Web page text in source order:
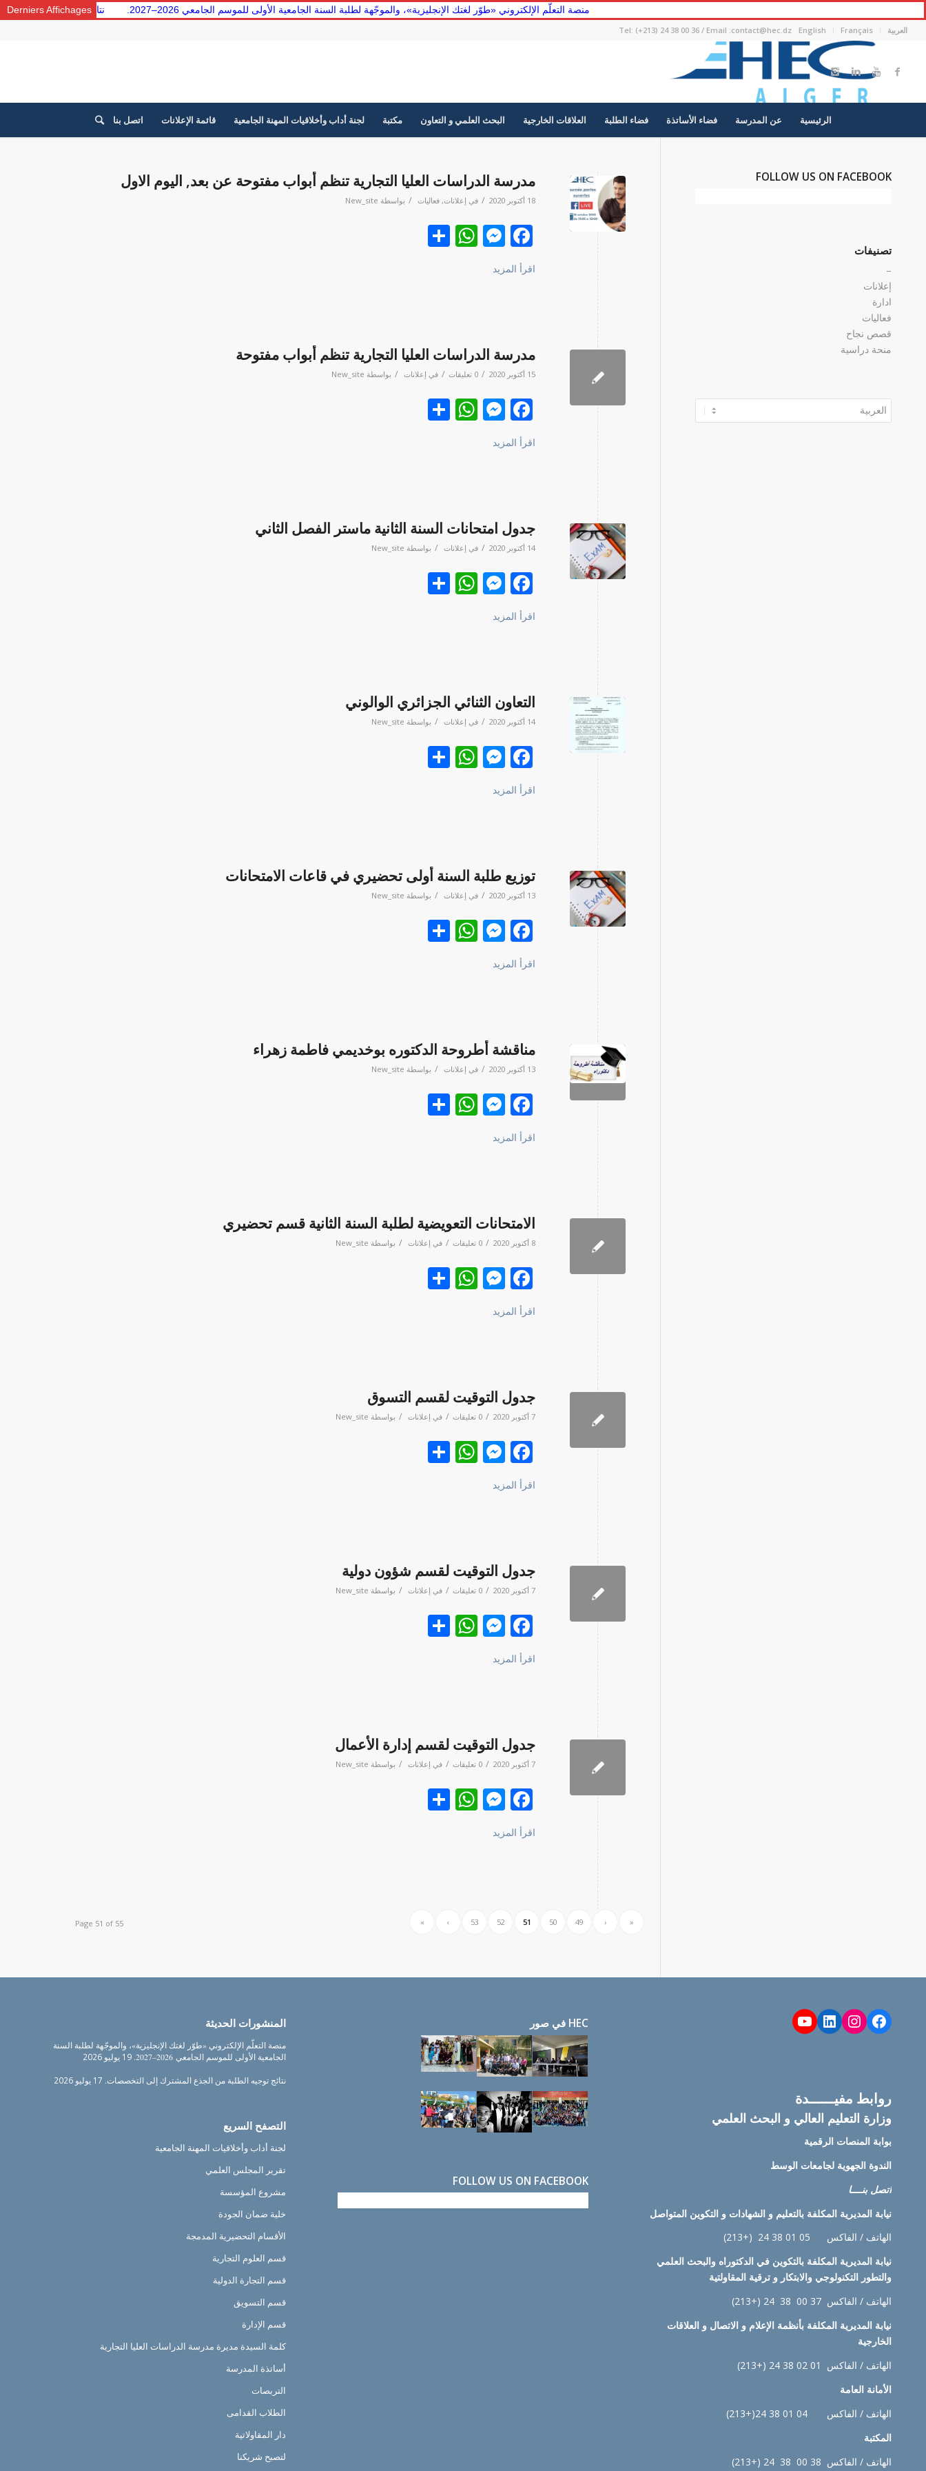
Derniers Affichages منصة التعلّم الإلكتروني «طوّر لغتك الإنجليزية»، والموجّهة لطلبة السنة الجامعية الأولى للموسم الجامعي 2026–2027. نتائج
العربية Français
English
Tel: (+213) 24 38 00 36 / Email :contact@hec.dz
الرئيسية عن المدرسة فضاء الأساتذة فضاء الطلبة العلاقات الخارجية البحث العلمي و التعاون مكتبة لجنة أداب وأخلاقيات المهنة الجامعية قائمة الإعلانات اتصل بنا
مدرسة الدراسات العليا التجارية تنظم أبواب مفتوحة عن بعد, اليوم الاول
18 أكتوبر 2020 / في إعلانات, فعاليات / بواسطة New_site
Facebook
Messenger
WhatsApp
نشر
اقرأ المزيد
مدرسة الدراسات العليا التجارية تنظم أبواب مفتوحة
15 أكتوبر 2020 / 0 تعليقات / في إعلانات / بواسطة New_site
Facebook
Messenger
WhatsApp
نشر
اقرأ المزيد
جدول امتحانات السنة الثانية ماستر الفصل الثاني
14 أكتوبر 2020 / في إعلانات / بواسطة New_site
Facebook
Messenger
WhatsApp
نشر
اقرأ المزيد
التعاون الثنائي الجزائري الوالوني
14 أكتوبر 2020 / في إعلانات / بواسطة New_site
Facebook
Messenger
WhatsApp
نشر
اقرأ المزيد
توزيع طلبة السنة أولى تحضيري في قاعات الامتحانات
13 أكتوبر 2020 / في إعلانات / بواسطة New_site
Facebook
Messenger
WhatsApp
نشر
اقرأ المزيد
مناقشة أطروحة الدكتوره بوخديمي فاطمة زهراء
13 أكتوبر 2020 / في إعلانات / بواسطة New_site
Facebook
Messenger
WhatsApp
نشر
اقرأ المزيد
الامتحانات التعويضية لطلبة السنة الثانية قسم تحضيري
8 أكتوبر 2020 / 0 تعليقات / في إعلانات / بواسطة New_site
Facebook
Messenger
WhatsApp
نشر
اقرأ المزيد
جدول التوقيت لقسم التسوق
7 أكتوبر 2020 / 0 تعليقات / في إعلانات / بواسطة New_site
Facebook
Messenger
WhatsApp
نشر
اقرأ المزيد
جدول التوقيت لقسم شؤون دولية
7 أكتوبر 2020 / 0 تعليقات / في إعلانات / بواسطة New_site
Facebook
Messenger
WhatsApp
نشر
اقرأ المزيد
جدول التوقيت لقسم إدارة الأعمال
7 أكتوبر 2020 / 0 تعليقات / في إعلانات / بواسطة New_site
Facebook
Messenger
WhatsApp
نشر
اقرأ المزيد
Page 51 of 55 «
‹
49
50
51
52
53
›
»
FOLLOW US ON FACEBOOK
تصنيفات
–
إعلانات
ادارة
فعاليات
قصص نجاح
منحة دراسية
اختر
لغة
Facebook
Instagram
LinkedIn
YouTube
روابط مفيــــــدة
وزارة التعليم العالي و البحث العلمي
بوابة المنصات الرقمية
الندوة الجهوية لجامعات الوسط
اتصل بنــــا
نيابة المديرية المكلفة بالتعليم و الشهادات و التكوين المتواصل
الهاتف / الفاكس 05 01 38 24 (+213)
نيابة المديرية المكلفة بالتكوين في الدكتوراه والبحث العلمي
والتطور التكنولوجي والابتكار و ترقية المقاولتية
الهاتف / الفاكس 37 00 38 24 (+213)
نيابة المديرية المكلفة بأنظمة الإعلام و الاتصال و العلاقات
الخارجية
الهاتف / الفاكس 01 02 38 24 (+213)
الأمانة العامة
الهاتف / الفاكس 04 01 38 24(+213)
المكتبة
الهاتف / الفاكس 38 00 38 24 (+213)
HEC في صور
FOLLOW US ON FACEBOOK
المنشورات الحديثة
منصة التعلّم الإلكتروني «طوّر لغتك الإنجليزية»، والموجّهة لطلبة السنة
الجامعية الأولى للموسم الجامعي 2026–2027.
19 يوليو 2026
نتائج توجيه الطلبة من الجذع المشترك إلى التخصصات. 17 يوليو 2026
التصفح السريع
لجنة أداب وأخلاقيات المهنة الجامعية
تقرير المجلس العلمي
مشروع المؤسسة
خلية ضمان الجودة
الأقسام التحضيرية المدمجة
قسم العلوم التجارية
قسم التجارة الدولية
قسم التسويق
قسم الإدارة
كلمة السيدة مديرة مدرسة الدراسات العليا التجارية
أساتذة المدرسة
التربصات
الطلاب القدامى
دار المقاولاتية
لتصبح شريكنا